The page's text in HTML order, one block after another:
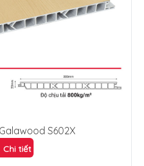
S602X
Chi tiết